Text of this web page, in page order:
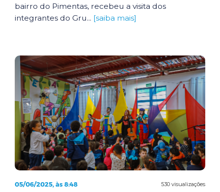
bairro do Pimentas, recebeu a visita dos
integrantes do Gru... [saiba mais]
530 visualizações
05/06/2025, às 8:48